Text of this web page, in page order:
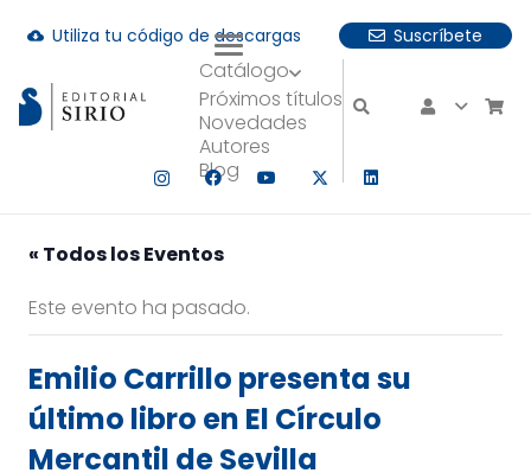
cloud_download Utiliza tu código de descargas Suscríbete
Catálogo
Próximos títulos
Novedades
Autores
Blog
hay resultados autocompletados, puedes utilizar las
« Todos los Eventos
Este evento ha pasado.
Emilio Carrillo presenta su
último libro en El Círculo
Mercantil de Sevilla